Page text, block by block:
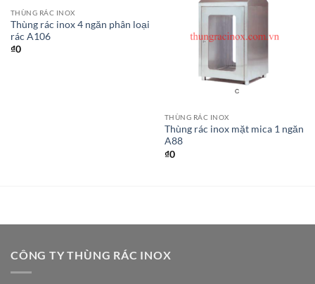
THÙNG RÁC INOX
Thùng rác inox 4 ngăn phân loại
rác A106
₫0
THÙNG RÁC INOX
Thùng rác inox mặt mica 1 ngăn
A88
₫0
CÔNG TY THÙNG RÁC INOX